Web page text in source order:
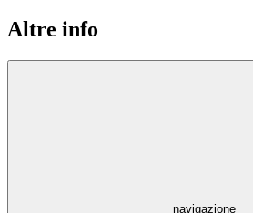
Altre info
navigazione